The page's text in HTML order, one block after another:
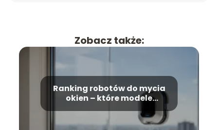
Zobacz także:
Ranking robotów do mycia
okien – które modele